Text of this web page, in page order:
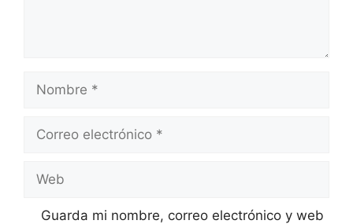
electrónico
Guarda mi nombre, correo electrónico y web